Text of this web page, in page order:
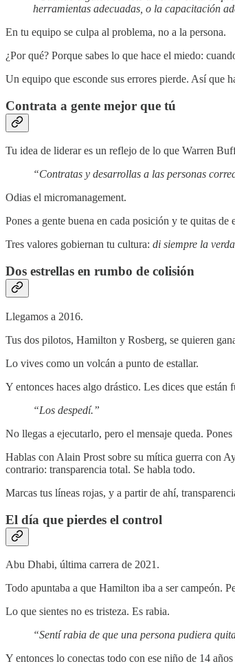
herramientas adecuadas, o la capacitación
En tu equipo se culpa al problema, no a la persona.
¿Por qué? Porque sabes lo que hace el miedo:
Un equipo que esconde sus errores pierde. Así que
Contrata a gente mejor que tú
Tu idea de liderar es un reflejo de lo que Warren
“Contratas y desarrollas a las personas
Odias el micromanagement.
Pones a gente buena en cada posición y te quitas
Tres valores gobiernan tu cultura: di siempre la
Dos estrellas en rumbo de colisión
Llegamos a 2016.
Tus dos pilotos, Hamilton y Rosberg, se quieren
Lo vives como un volcán a punto de estallar.
Y entonces haces algo drástico. Les dices que están
“Los despedí.”
No llegas a ejecutarlo, pero el mensaje queda.
Hablas con Alain Prost sobre su mítica guerra con
contrario: transparencia total. Se habla todo.
Marcas tus líneas rojas, y a partir de ahí,
El día que pierdes el control
Abu Dhabi, última carrera de 2021.
Todo apuntaba a que Hamilton iba a ser campeón.
Lo que sientes no es tristeza. Es rabia.
“Sentí rabia de que una persona pudiera
Y entonces lo conectas todo con ese niño de 14